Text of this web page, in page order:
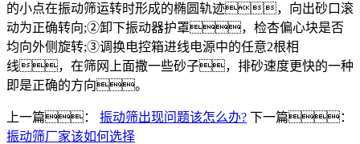
的小点在振动筛运转时形成的椭圆轨迹，向出砂口滚
动为正确转向;②卸下振动器护罩，检杏偏心块是否
均向外侧旋转;③调换电控箱进线电源中的任意2根相
线，在筛网上面撒一些砂子，排砂速度更快的一种
即是正确的方向。
上一篇： 振动筛出现问题该怎么办? 下一篇：
振动筛厂家该如何选择